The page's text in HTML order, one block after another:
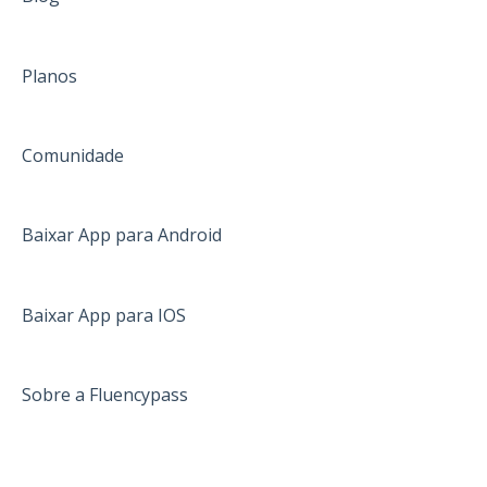
Pagamento
Canadá
Irlanda
Planos
Comunidade
Baixar App para Android
Baixar App para IOS
Sobre a Fluencypass